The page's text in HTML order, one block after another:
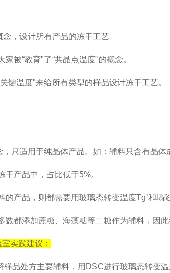
念，设计所有产品的冻干工艺
家被“教育"了“共晶点温度"的概念。
关键温度"来给所有类型的样品设计冻干工艺。
，只适用于纯晶体产品。如：辅料只含有晶体
干产品中，占比低于5%。
的产品，则都需要用玻璃态转变温度Tg’和塌
数都添加蔗糖、海藻糖等二糖作为辅料，因此
实践建议：
样品处方主要辅料，用 DSC进行玻璃态转变